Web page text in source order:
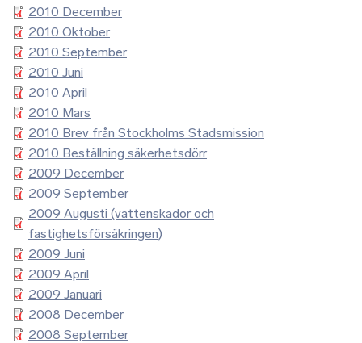
2010 December
2010 Oktober
2010 September
2010 Juni
2010 April
2010 Mars
2010 Brev från Stockholms Stadsmission
2010 Beställning säkerhetsdörr
2009 December
2009 September
2009 Augusti (vattenskador och
fastighetsförsäkringen)
2009 Juni
2009 April
2009 Januari
2008 December
2008 September